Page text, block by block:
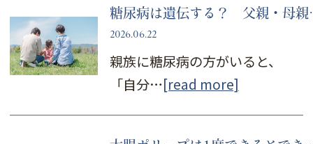
糖尿病
2026.06.22
親族に糖尿病の方がいると、
「自分…[read more]